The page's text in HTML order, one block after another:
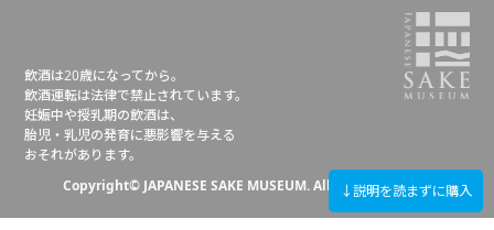
↓説明を読まずに購入
飲酒は20歳になってから。
飲酒運転は法律で禁止されています。
妊娠中や授乳期の飲酒は、
胎児・乳児の発育に悪影響を与える
おそれがあります。
Copyright© JAPANESE SAKE MUSEUM. All right reserved.